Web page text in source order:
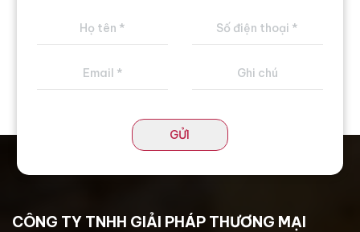
GỬI
CÔNG TY TNHH GIẢI PHÁP THƯƠNG MẠI